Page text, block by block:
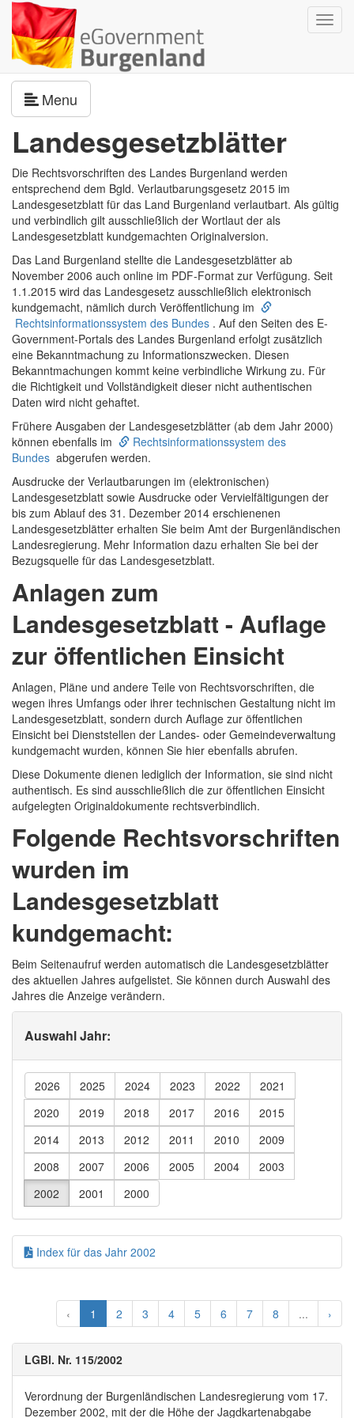
Menu
Landesgesetzblätter
Die Rechtsvorschriften des Landes Burgenland werden
entsprechend dem Bgld. Verlautbarungsgesetz 2015 im
Landesgesetzblatt für das Land Burgenland verlautbart. Als gültig
und verbindlich gilt ausschließlich der Wortlaut der als
Landesgesetzblatt kundgemachten Originalversion.
Das Land Burgenland stellte die Landesgesetzblätter ab
November 2006 auch online im PDF-Format zur Verfügung. Seit
1.1.2015 wird das Landesgesetz ausschließlich elektronisch
kundgemacht, nämlich durch Veröffentlichung im
Rechtsinformationssystem des Bundes . Auf den Seiten des E-
Government-Portals des Landes Burgenland erfolgt zusätzlich
eine Bekanntmachung zu Informationszwecken. Diesen
Bekanntmachungen kommt keine verbindliche Wirkung zu. Für
die Richtigkeit und Vollständigkeit dieser nicht authentischen
Daten wird nicht gehaftet.
Frühere Ausgaben der Landesgesetzblätter (ab dem Jahr 2000)
können ebenfalls im
Rechtsinformationssystem des
Bundes abgerufen werden.
Ausdrucke der Verlautbarungen im (elektronischen)
Landesgesetzblatt sowie Ausdrucke oder Vervielfältigungen der
bis zum Ablauf des 31. Dezember 2014 erschienenen
Landesgesetzblätter erhalten Sie beim Amt der Burgenländischen
Landesregierung. Mehr Information dazu erhalten Sie bei der
Bezugsquelle für das Landesgesetzblatt.
Anlagen zum
Landesgesetzblatt - Auflage
zur öffentlichen Einsicht
Anlagen, Pläne und andere Teile von Rechtsvorschriften, die
wegen ihres Umfangs oder ihrer technischen Gestaltung nicht im
Landesgesetzblatt, sondern durch Auflage zur öffentlichen
Einsicht bei Dienststellen der Landes- oder Gemeindeverwaltung
kundgemacht wurden, können Sie hier ebenfalls abrufen.
Diese Dokumente dienen lediglich der Information, sie sind nicht
authentisch. Es sind ausschließlich die zur öffentlichen Einsicht
aufgelegten Originaldokumente rechtsverbindlich.
Folgende Rechtsvorschriften
wurden im
Landesgesetzblatt
kundgemacht:
Beim Seitenaufruf werden automatisch die Landesgesetzblätter
des aktuellen Jahres aufgelistet. Sie können durch Auswahl des
Jahres die Anzeige verändern.
Auswahl Jahr:
2026 2025 2024 2023 2022
2021
2020
2019 2018 2017 2016
2015
2014
2013 2012 2011 2010
2009
2008
2007 2006 2005 2004
2003
2002
2001 2000
Index für das Jahr 2002
‹ 1 2 3 4 5 6 7 8 ... ›
LGBl. Nr. 115/2002
Verordnung der Burgenländischen Landesregierung vom 17.
Dezember 2002, mit der die Höhe der Jagdkartenabgabe